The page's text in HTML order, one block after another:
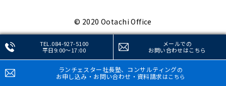
TEL.084-927-5100
平日9:00～17:00
メールでの
お問い合わせはこちら
ランチェスター社長塾、コンサルティングの
お申し込み・お問い合わせ・資料請求はこちら
© 2020 Ootachi Office